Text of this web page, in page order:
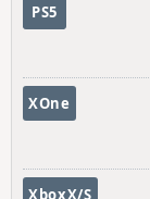
PS5
XOne
XboxX/S